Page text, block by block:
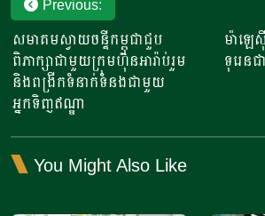
navigation
Previous:
សមាគមស្វាយចន្ទីកម្ពុជាជួប
ពិភាក្សាជាមួយក្រុមហ៊ុនអារ៉ាប់រួម
និងពង្រីកទំនាក់ទំនងជាមួយ
អ្នកទិញឥណ្ឌា
ម៉ាឡេ
ទុរេន
You Might Also Like